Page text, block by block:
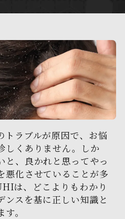
トラブルが原因で、お悩
しくありません。しか
と、良かれと思ってやっ
悪化させていることが多
は、どこよりもわかり
ンスを基に正しい知識と
。